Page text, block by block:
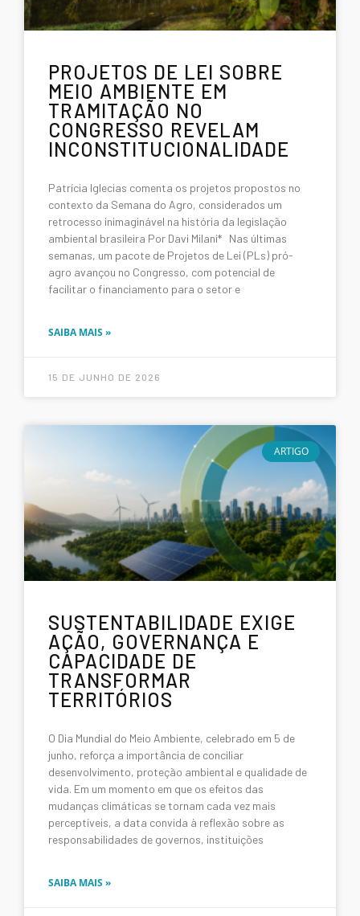
PROJETOS DE LEI SOBRE
MEIO AMBIENTE EM
TRAMITAÇÃO NO
CONGRESSO REVELAM
INCONSTITUCIONALIDADE
Patrícia Iglecias comenta os projetos propostos no
contexto da Semana do Agro, considerados um
retrocesso inimaginável na história da legislação
ambiental brasileira Por Davi Milani* Nas últimas
semanas, um pacote de Projetos de Lei (PLs) pró-
agro avançou no Congresso, com potencial de
facilitar o financiamento para o setor e
SAIBA MAIS »
15 DE JUNHO DE 2026
ARTIGO
SUSTENTABILIDADE EXIGE
AÇÃO, GOVERNANÇA E
CAPACIDADE DE
TRANSFORMAR
TERRITÓRIOS
O Dia Mundial do Meio Ambiente, celebrado em 5 de
junho, reforça a importância de conciliar
desenvolvimento, proteção ambiental e qualidade de
vida. Em um momento em que os efeitos das
mudanças climáticas se tornam cada vez mais
perceptíveis, a data convida à reflexão sobre as
responsabilidades de governos, instituições
SAIBA MAIS »